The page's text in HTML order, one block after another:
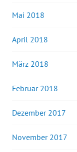
Mai 2018
April 2018
März 2018
Februar 2018
Dezember 2017
November 2017